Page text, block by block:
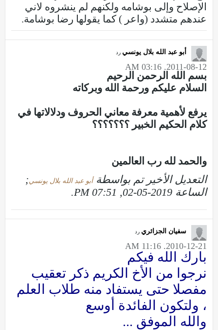
الإصلاح وإلى بوشامه ولكنهم لم ينشروه لاني
عندهم متشدد (واعر ) كما يقولها رضا بوشامة.
أبو عبد الله بلال يونسي رد
2011-08-12, 03:16 AM
بسم الله الرحمن الرحيم
السلام عليكم ورحمة الله وبركاته
يرفع لأهمية معرفة معاني الحروف ودلالاتها في
كلام الحكيم الخبير ؟؟؟؟؟؟؟
والحمد لله رب العالمين
التعديل الأخير تم بواسطةأبو عبد الله بلال يونسي;
الساعة 2019-05-02, 07:51 PM
.
سفيان الجزائري رد
2010-12-21, 11:16 AM
بارك الله فيكم
نرجوا من الأخ الكريم ذكر تعقيب
مفصلا حتى يستفاد منه طلاب العلم
، ولتكون الفائدة أوسع
والله الموفق ...